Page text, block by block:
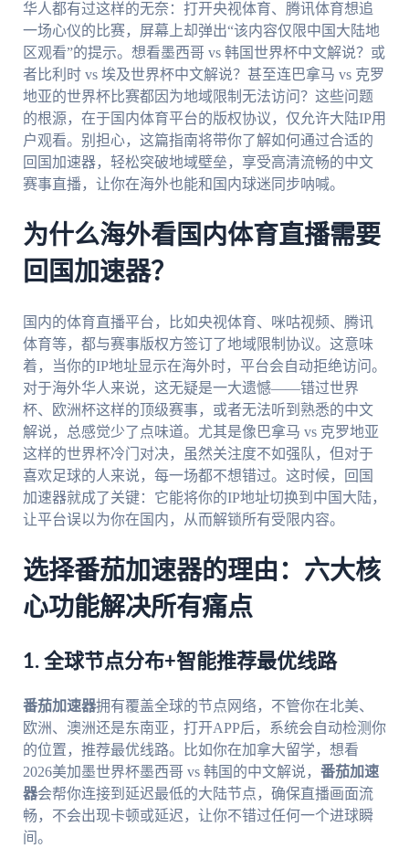
华人都有过这样的无奈：打开央视体育、腾讯体育想追
一场心仪的比赛，屏幕上却弹出“该内容仅限中国大陆地
区观看”的提示。想看墨西哥 vs 韩国世界杯中文解说？或
者比利时 vs 埃及世界杯中文解说？甚至连巴拿马 vs 克罗
地亚的世界杯比赛都因为地域限制无法访问？这些问题
的根源，在于国内体育平台的版权协议，仅允许大陆IP用
户观看。别担心，这篇指南将带你了解如何通过合适的
回国加速器，轻松突破地域壁垒，享受高清流畅的中文
赛事直播，让你在海外也能和国内球迷同步呐喊。
为什么海外看国内体育直播需要
回国加速器？
国内的体育直播平台，比如央视体育、咪咕视频、腾讯
体育等，都与赛事版权方签订了地域限制协议。这意味
着，当你的IP地址显示在海外时，平台会自动拒绝访问。
对于海外华人来说，这无疑是一大遗憾——错过世界
杯、欧洲杯这样的顶级赛事，或者无法听到熟悉的中文
解说，总感觉少了点味道。尤其是像巴拿马 vs 克罗地亚
这样的世界杯冷门对决，虽然关注度不如强队，但对于
喜欢足球的人来说，每一场都不想错过。这时候，回国
加速器就成了关键：它能将你的IP地址切换到中国大陆，
让平台误以为你在国内，从而解锁所有受限内容。
选择番茄加速器的理由：六大核
心功能解决所有痛点
1. 全球节点分布+智能推荐最优线路
番茄加速器拥有覆盖全球的节点网络，不管你在北美、
欧洲、澳洲还是东南亚，打开APP后，系统会自动检测你
的位置，推荐最优线路。比如你在加拿大留学，想看
2026美加墨世界杯墨西哥 vs 韩国的中文解说， 番茄加速
器会帮你连接到延迟最低的大陆节点，确保直播画面流
畅，不会出现卡顿或延迟，让你不错过任何一个进球瞬
间。